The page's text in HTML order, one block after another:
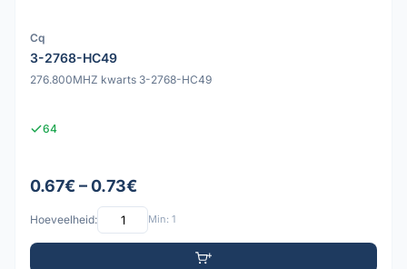
Cq
3-2768-HC49
276.800MHZ kwarts 3-2768-HC49
64
0.67€ – 0.73€
Hoeveelheid: Min: 1